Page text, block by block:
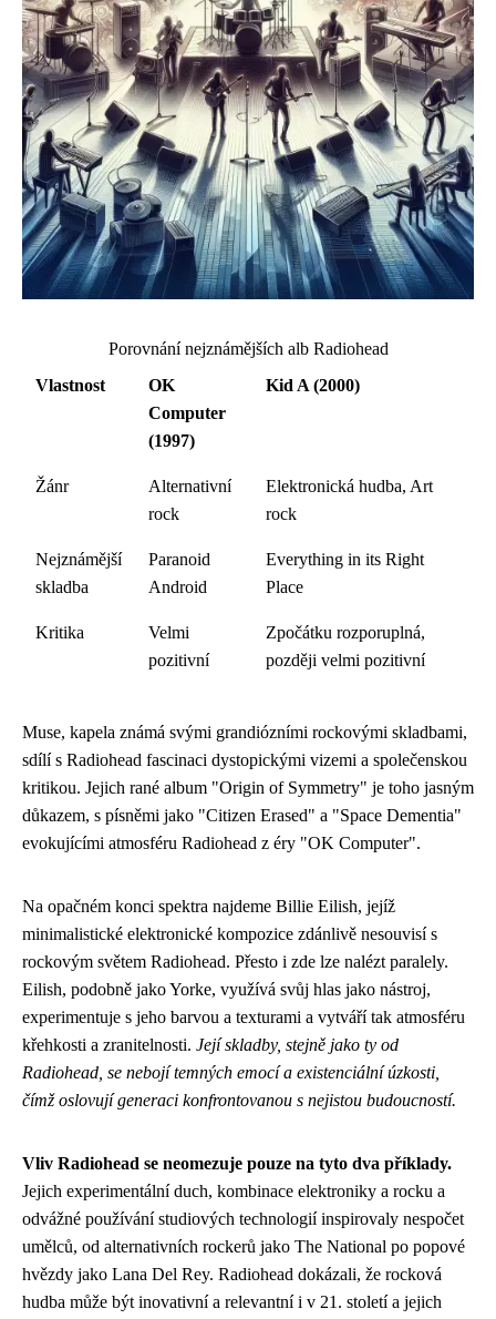
Porovnání nejznámějších alb Radiohead
Vlastnost
OK
Computer
(1997)
Kid A (2000)
Žánr
Alternativní
rock
Elektronická hudba, Art
rock
Nejznámější
skladba
Paranoid
Android
Everything in its Right
Place
Kritika
Velmi
pozitivní
Zpočátku rozporuplná,
později velmi pozitivní
Muse, kapela známá svými grandiózními rockovými skladbami,
sdílí s Radiohead fascinaci dystopickými vizemi a společenskou
kritikou. Jejich rané album "Origin of Symmetry" je toho jasným
důkazem, s písněmi jako "Citizen Erased" a "Space Dementia"
evokujícími atmosféru Radiohead z éry "OK Computer".
Na opačném konci spektra najdeme Billie Eilish, jejíž
minimalistické elektronické kompozice zdánlivě nesouvisí s
rockovým světem Radiohead. Přesto i zde lze nalézt paralely.
Eilish, podobně jako Yorke, využívá svůj hlas jako nástroj,
experimentuje s jeho barvou a texturami a vytváří tak atmosféru
křehkosti a zranitelnosti. Její skladby, stejně jako ty od
Radiohead, se nebojí temných emocí a existenciální úzkosti,
čímž oslovují generaci konfrontovanou s nejistou budoucností.
Vliv Radiohead se neomezuje pouze na tyto dva příklady.
Jejich experimentální duch, kombinace elektroniky a rocku a
odvážné používání studiových technologií inspirovaly nespočet
umělců, od alternativních rockerů jako The National po popové
hvězdy jako Lana Del Rey. Radiohead dokázali, že rocková
hudba může být inovativní a relevantní i v 21. století a jejich